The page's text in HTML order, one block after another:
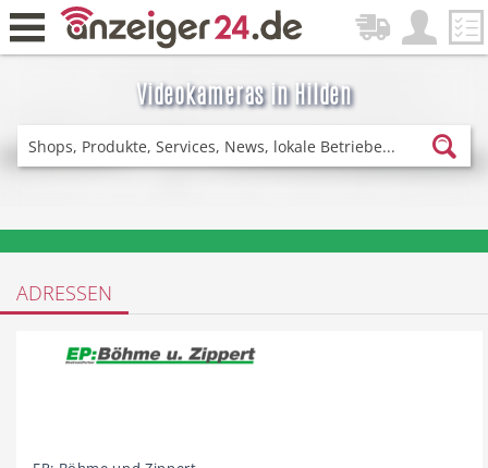
Videokameras in Hilden
Zurück
Einkaufen DE-News
News
ADRESSEN